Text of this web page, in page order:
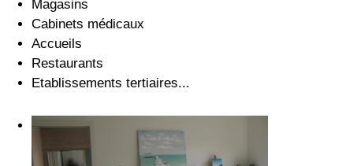
Magasins
Cabinets médicaux
Accueils
Restaurants
Etablissements tertiaires...